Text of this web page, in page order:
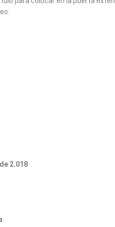
2.018